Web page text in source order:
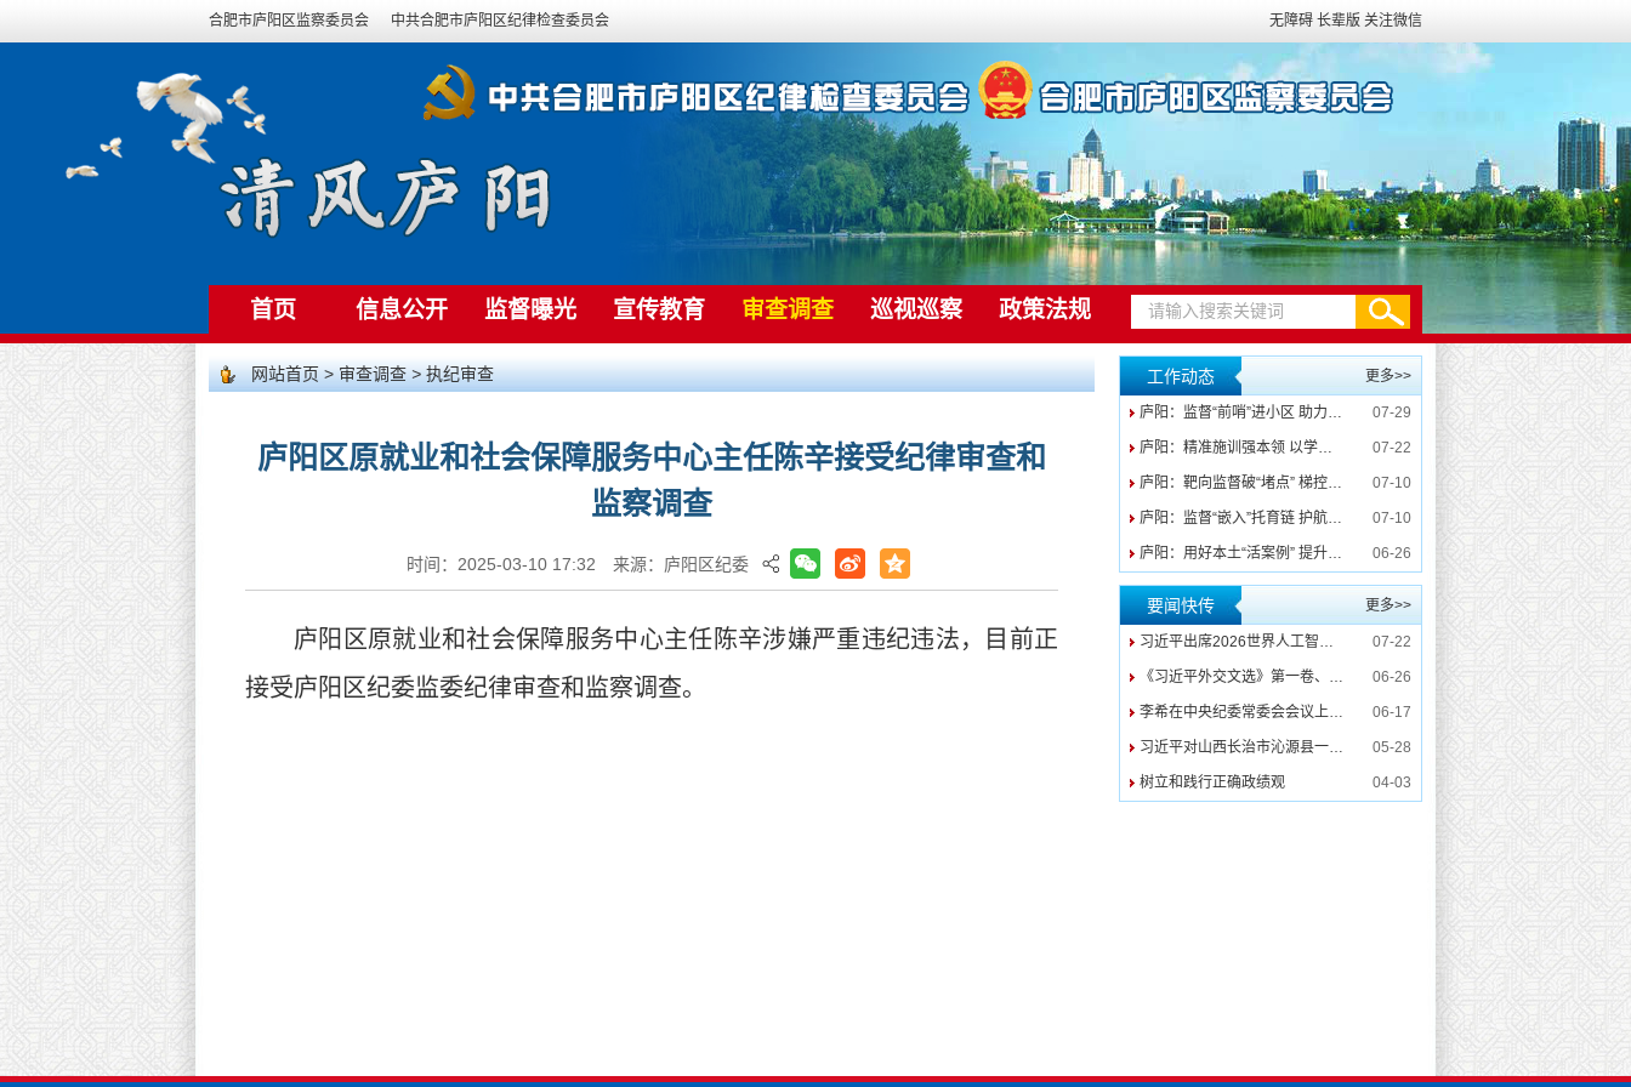
合肥市庐阳区监察委员会 中共合肥市庐阳区纪律检查委员会 无障碍 长辈版 关注微信
首页 信息公开 监督曝光 宣传教育 审查调查 巡视巡察 政策法规
网站首页>审查调查 > 执纪审查
庐阳区原就业和社会保障服务中心主任陈辛接受纪律审查和
监察调查
时间：2025-03-10 17:32 来源：庐阳区纪委
庐阳区原就业和社会保障服务中心主任陈辛涉嫌严重违纪违法，目前正
接受庐阳区纪委监委纪律审查和监察调查。
工作动态 更多>>
庐阳：监督“前哨”进小区 助力旧改“换新颜” 07-29
庐阳：精准施训强本领 以学促干淬尖兵 07-22
庐阳：靶向监督破“堵点” 梯控赋能守“安居” 07-10
庐阳：监督“嵌入”托育链 护航幼儿“成长路” 07-10
庐阳：用好本土“活案例” 提升警示教育震慑力 06-26
要闻快传 更多>>
习近平出席2026世界人工智能大会暨人工智能全球治理高级别会议开幕式并发表主旨讲话 07-22
《习近平外交文选》第一卷、第二卷出版发行 06-26
李希在中央纪委常委会会议上强调 深入学习贯彻习近平党建思想 纵深推进纪检监察工作高质量发展 06-17
习近平对山西长治市沁源县一煤矿瓦斯爆炸事故作出重要指示 05-28
树立和践行正确政绩观 04-03